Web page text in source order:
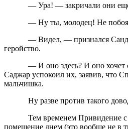
— Ура! — закричали они еще и
— Ну ты, молодец! Не побоялся
— Видел, — признался Санджар и
геройство.
— И оно здесь? И оно хочет с
Саджар успокоил их, заявив, что
мальчишка.
Ну разве против такого довода
Тем временем Привидение с
помещение днем (это вообще не в